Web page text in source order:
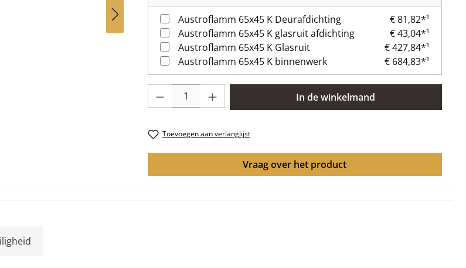
Austroflamm 65x45 K Deurafdichting
€ 81,82*¹
Austroflamm 65x45 K glasruit afdichting
€ 43,04*¹
Austroflamm 65x45 K Glasruit
€ 427,84*¹
Austroflamm 65x45 K binnenwerk
€ 684,83*¹
Producthoeveelheid: Voer de gewenste hoeveelheid in of gebruik de knoppen
In de winkelmand
Toevoegen aan verlanglijst
Vraag over het product